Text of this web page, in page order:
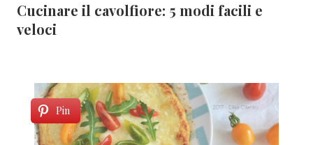
Cucinare il cavolfiore: 5 modi facili e
veloci
Pin